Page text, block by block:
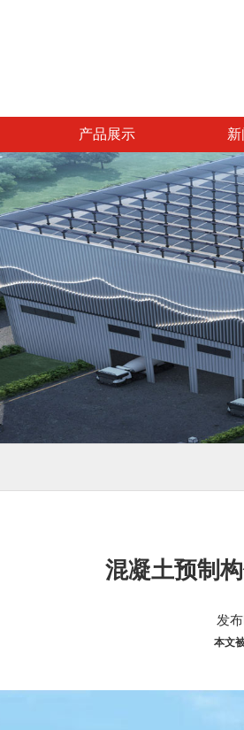
产品展示
混凝土预制
发
本文